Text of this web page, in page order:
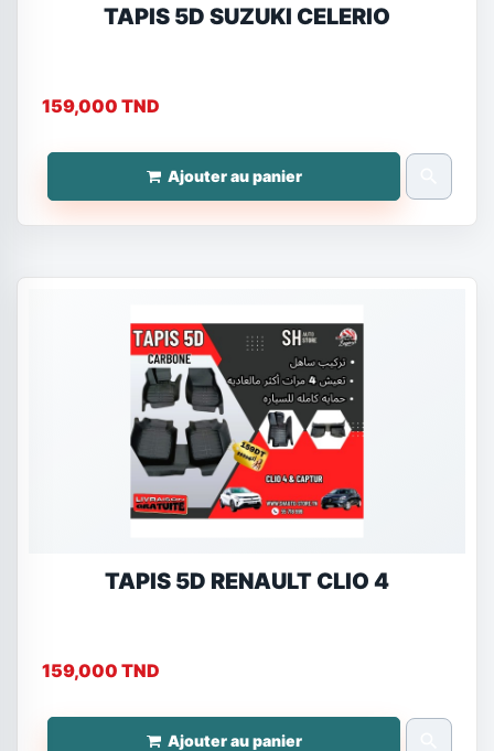
TAPIS 5D SUZUKI CELERIO
159,000 TND
Ajouter au panier
TAPIS 5D RENAULT CLIO 4
159,000 TND
Ajouter au panier